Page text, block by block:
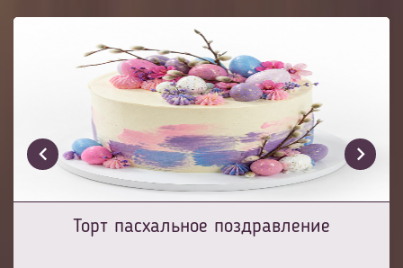
Торт пасхальное поздравление